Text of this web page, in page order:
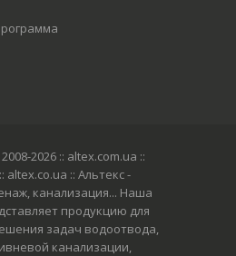
2026 :: altex.com.ua ::
altex.co.ua :: Альтекс -
канализация... Наша
продукцию для
задач водоотвода,
канализации,